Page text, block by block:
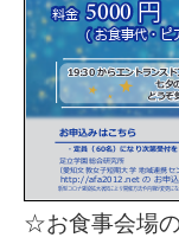
☆お食事会場